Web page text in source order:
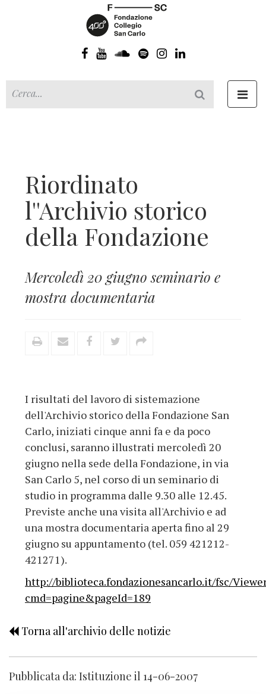
Riordinato
l''Archivio storico
della Fondazione
Mercoledì 20 giugno seminario e
mostra documentaria
I risultati del lavoro di sistemazione
dell'Archivio storico della Fondazione San
Carlo, iniziati cinque anni fa e da poco
conclusi, saranno illustrati mercoledì 20
giugno nella sede della Fondazione, in via
San Carlo 5, nel corso di un seminario di
studio in programma dalle 9.30 alle 12.45.
Previste anche una visita all'Archivio e ad
una mostra documentaria aperta fino al 29
giugno su appuntamento (tel. 059 421212-
421271).
http://biblioteca.fondazionesancarlo.it/fsc/
cmd=pagine&pageId=189
Torna all'archivio delle notizie
Pubblicata da: Istituzione il 14-06-2007